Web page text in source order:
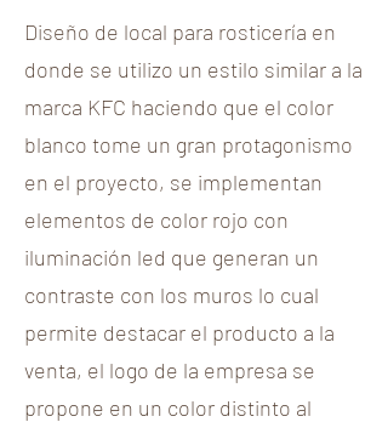
Diseño de local para rosticería en
donde se utilizo un estilo similar a la
marca KFC haciendo que el color
blanco tome un gran protagonismo
en el proyecto, se implementan
elementos de color rojo con
iluminación led que generan un
contraste con los muros lo cual
permite destacar el producto a la
venta, el logo de la empresa se
propone en un color distinto al